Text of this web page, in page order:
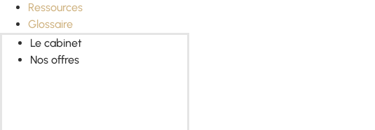
Ressources
Glossaire
Le cabinet
Nos offres